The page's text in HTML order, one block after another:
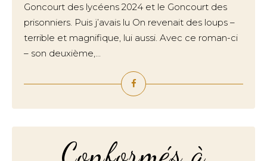
Goncourt des lycéens 2024 et le Goncourt des
prisonniers. Puis j’avais lu On revenait des loups –
terrible et magnifique, lui aussi. Avec ce roman-ci
– son deuxième,...
Conformés à